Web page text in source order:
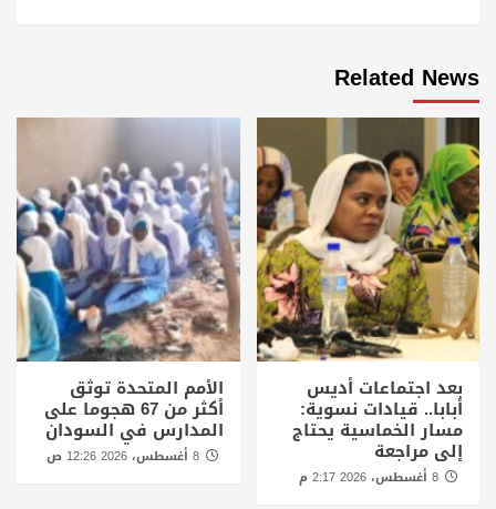
Related News
بعد اجتماعات أديس
أبابا.. قيادات نسوية:
مسار الخماسية يحتاج
إلى مراجعة
الأمم المتحدة توثق
أكثر من 67 هجوما على
المدارس في السودان
8 أغسطس، 2026 12:26 ص